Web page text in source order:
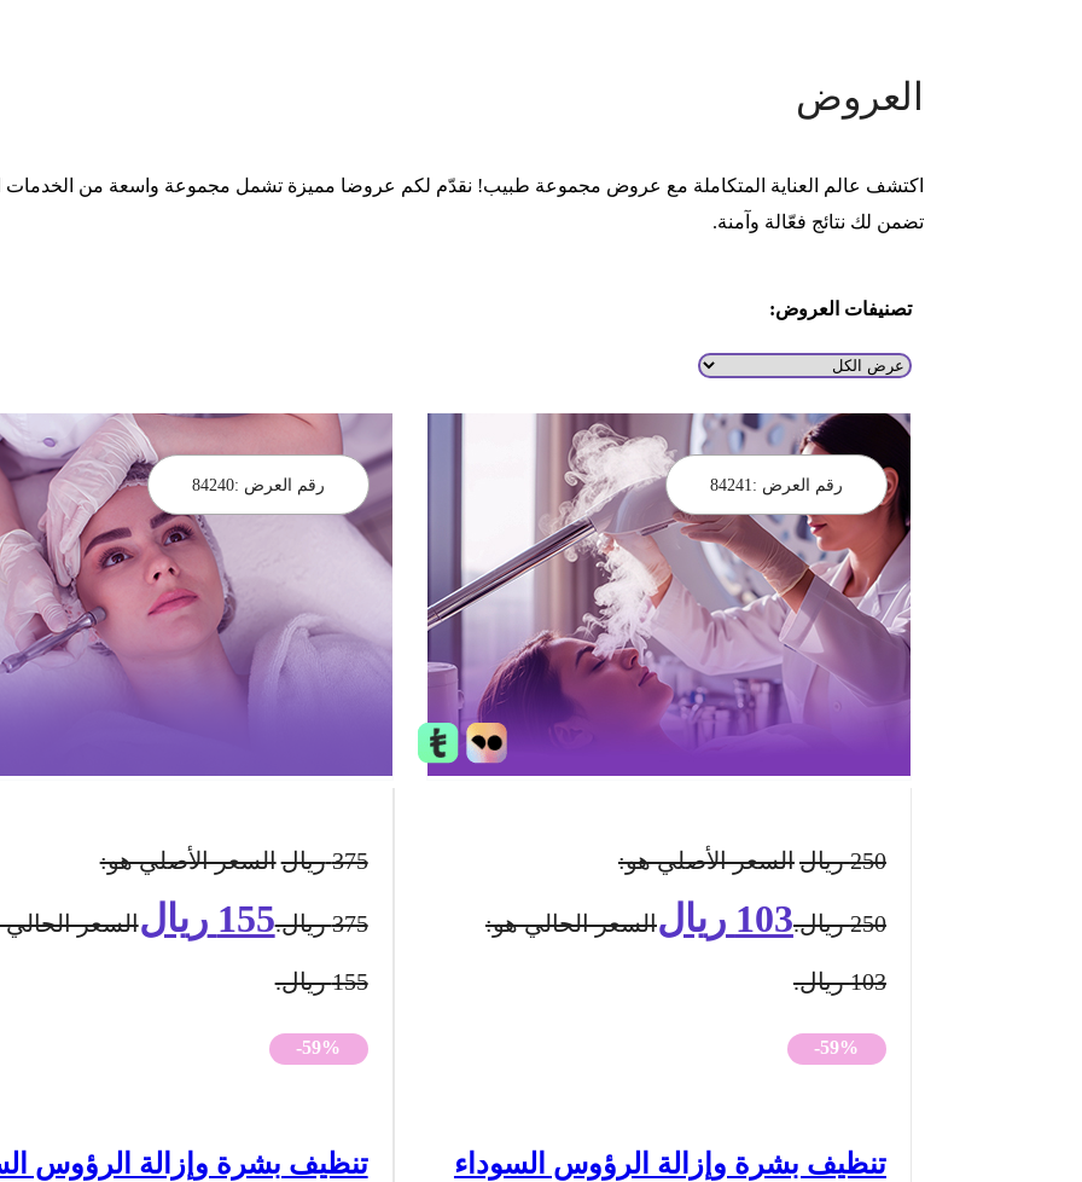
العروض
اكتشف عالم العناية المتكاملة مع عروض مجموعة طبيب! نقدّم لكم عروضا مميزة تشمل مجموعة واسعة من الخدمات
تضمن لك نتائج فعّالة وآمنة.
تصنيفات العروض:
رقم العرض : 84241
250 ريالالسعر الأصلي هو:
250 ريال. 103 ريالالسعر الحالي هو:
103 ريال.
-59%
تنظيف بشرة وإزالة الرؤوس السوداء
رقم العرض :84240
375 ريالالسعر الأصلي هو:
375 ريال. 155 ريالالسعر
155 ريال.
-59%
تنظيف بشرة وإزالة الرؤوس